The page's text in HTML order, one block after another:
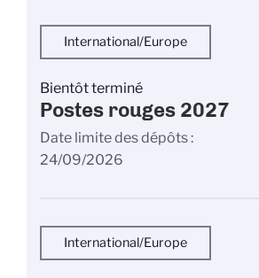
International/Europe
Bientôt terminé
Postes rouges 2027
Date limite des dépôts
24/09/2026
International/Europe